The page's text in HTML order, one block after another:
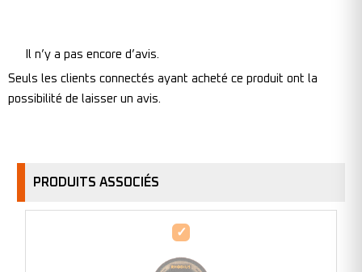
Il n’y a pas encore d’avis.
Seuls les clients connectés ayant acheté ce produit ont la
possibilité de laisser un avis.
PRODUITS ASSOCIÉS
Disque